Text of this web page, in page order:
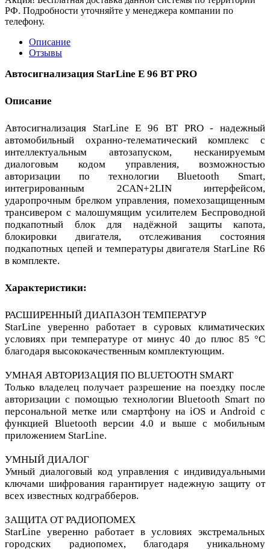
РФ. Подробности уточняйте у менеджера компании по
телефону.
Описание
Отзывы
Автосигнализация StarLine E 96 BT PRO
Описание
Автосигнализация StarLine E 96 BT PRO - надежный
автомобильный охранно-телематический комплекс с
интеллектуальным автозапуском, несканируемым
диалоговым кодом управления, возможностью
авторизации по технологии Bluetooth Smart,
интегрированным 2CAN+2LIN интерфейсом,
ударопрочным брелком управления, помехозащищенным
трансивером с малошумящим усилителем Беспроводной
подкапотный блок для надёжной защиты капота,
блокировки двигателя, отслеживания состояния
подкапотных цепей и температуры двигателя StarLine R6
в комплекте.
Характеристики:
РАСШИРЕННЫЙ ДИАПАЗОН ТЕМПЕРАТУР
StarLine уверенно работает в суровых климатических
условиях при температуре от минус 40 до плюс 85 °С
благодаря высококачественным комплектующим.
УМНАЯ АВТОРИЗАЦИЯ ПО BLUETOOTH SMART
Только владелец получает разрешение на поездку после
авторизации с помощью технологии Bluetooth Smart по
персональной метке или смартфону на iOS и Android с
функцией Bluetooth версии 4.0 и выше с мобильным
приложением StarLine.
УМНЫЙ ДИАЛОГ
Умный диалоговый код управления c индивидуальными
ключами шифрования гарантирует надежную защиту от
всех известных кодграбберов.
ЗАЩИТА ОТ РАДИОПОМЕХ
StarLine уверенно работает в условиях экстремальных
городских радиопомех, благодаря уникальному